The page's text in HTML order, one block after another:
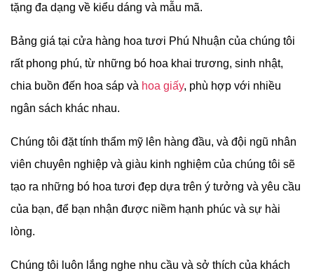
tặng đa dạng về kiểu dáng và mẫu mã.
Bảng giá tại cửa hàng hoa tươi Phú Nhuận của chúng tôi
rất phong phú, từ những bó hoa khai trương, sinh nhật,
chia buồn đến hoa sáp và hoa giấy, phù hợp với nhiều
ngân sách khác nhau.
Chúng tôi đặt tính thẩm mỹ lên hàng đầu, và đội ngũ nhân
viên chuyên nghiệp và giàu kinh nghiệm của chúng tôi sẽ
tạo ra những bó hoa tươi đẹp dựa trên ý tưởng và yêu cầu
của bạn, để bạn nhận được niềm hạnh phúc và sự hài
lòng.
Chúng tôi luôn lắng nghe nhu cầu và sở thích của khách